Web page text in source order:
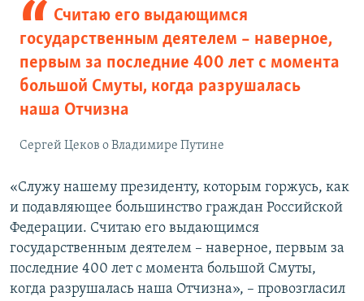
Считаю его выдающимся
государственным деятелем – наверное,
первым за последние 400 лет с момента
большой Смуты, когда разрушалась
наша Отчизна
Сергей Цеков о Владимире Путине
«Служу нашему президенту, которым горжусь, как
и подавляющее большинство граждан Российской
Федерации. Считаю его выдающимся
государственным деятелем – наверное, первым за
последние 400 лет с момента большой Смуты,
когда разрушалась наша Отчизна», – провозгласил